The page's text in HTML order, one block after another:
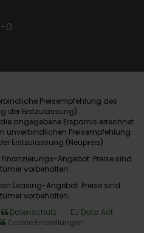
0
Preisempfehlung des
der Erstzulassung).
angegebene Ersparnis errechnet
unverbindlichen Preisempfehlung
Erstzulassung (Neupreis).
Angebot. Preise sind
vorbehalten.
Leasing-Angebot. Preise sind
vorbehalten.
Datenschutz
EU Data Act
Cookie Einstellungen